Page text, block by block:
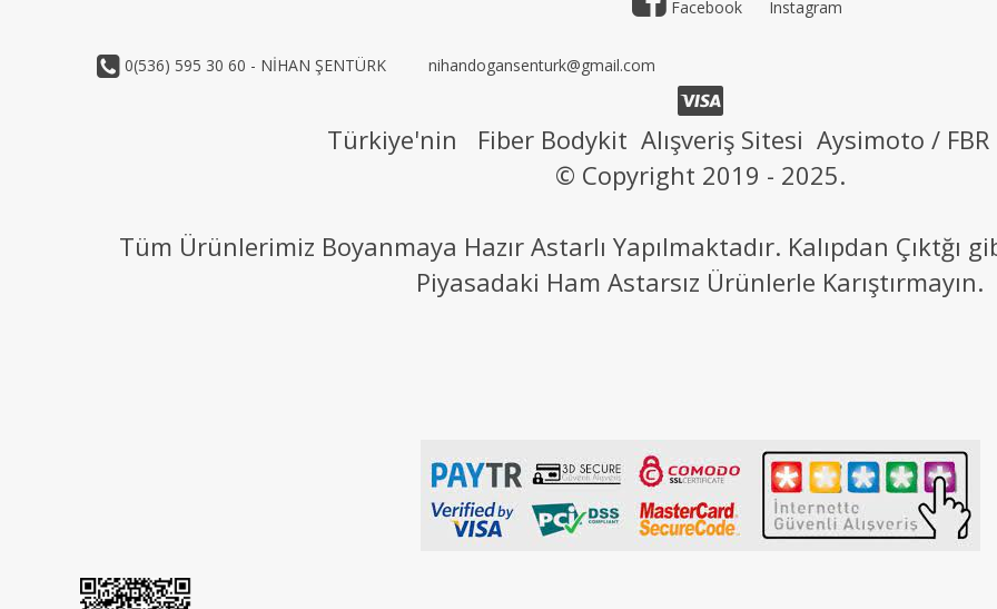
Facebook Instagram
0(536) 595 30 60 - NİHAN ŞENTÜRK nihandogansenturk@gmail.com
Türkiye'nin Fiber Bodykit Alışveriş Sitesi Aysimoto / FBR
© Copyright 2019 - 2025.
Tüm Ürünlerimiz Boyanmaya Hazır Astarlı Yapılmaktadır. Kalıpdan Çıktğı
Piyasadaki Ham Astarsız Ürünlerle Karıştırmayın.